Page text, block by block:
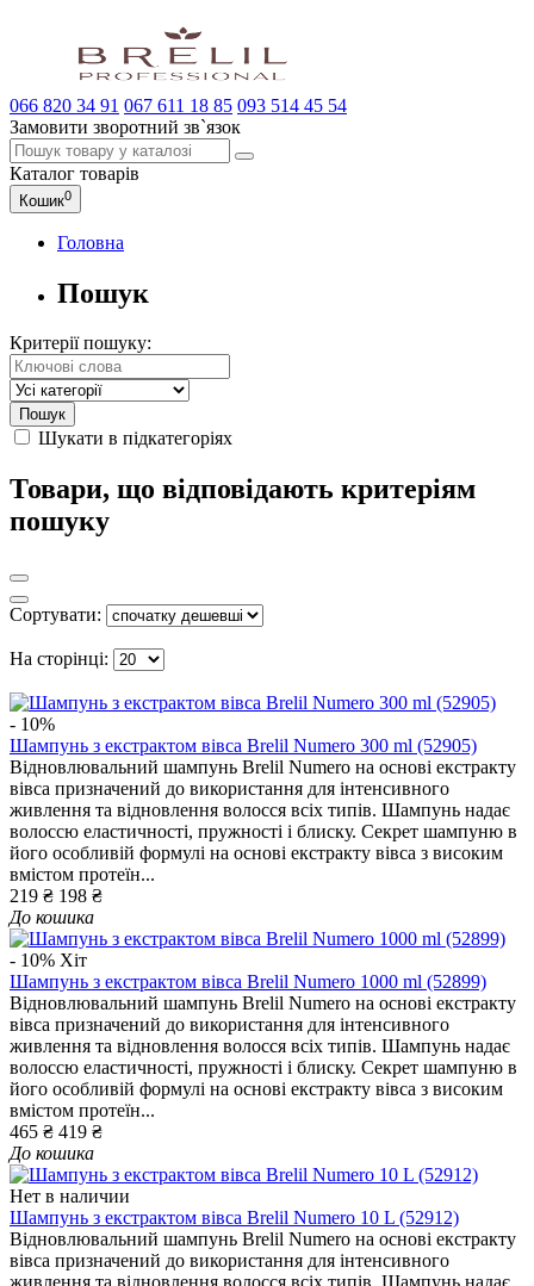
066 820 34 91 067 611 18 85 093 514 45 54
Замовити зворотний зв`язок
Каталог товарів
Кошик0
Головна
Пошук
Критерії пошуку:
Шукати в підкатегоріях
Товари, що відповідають критеріям
пошуку
Сортувати:
На сторінці:
- 10%
Шампунь з екстрактом вівса Brelil Numero 300 ml (52905)
Відновлювальний шампунь Brelil Numero на основі екстракту
вівса призначений до використання для інтенсивного
живлення та відновлення волосся всіх типів. Шампунь надає
волоссю еластичності, пружності і блиску. Секрет шампуню в
його особливій формулі на основі екстракту вівса з високим
вмістом протеїн...
219 ₴ 198 ₴
До кошика
- 10% Хіт
Шампунь з екстрактом вівса Brelil Numero 1000 ml (52899)
Відновлювальний шампунь Brelil Numero на основі екстракту
вівса призначений до використання для інтенсивного
живлення та відновлення волосся всіх типів. Шампунь надає
волоссю еластичності, пружності і блиску. Секрет шампуню в
його особливій формулі на основі екстракту вівса з високим
вмістом протеїн...
465 ₴ 419 ₴
До кошика
Нет в наличии
Шампунь з екстрактом вівса Brelil Numero 10 L (52912)
Відновлювальний шампунь Brelil Numero на основі екстракту
вівса призначений до використання для інтенсивного